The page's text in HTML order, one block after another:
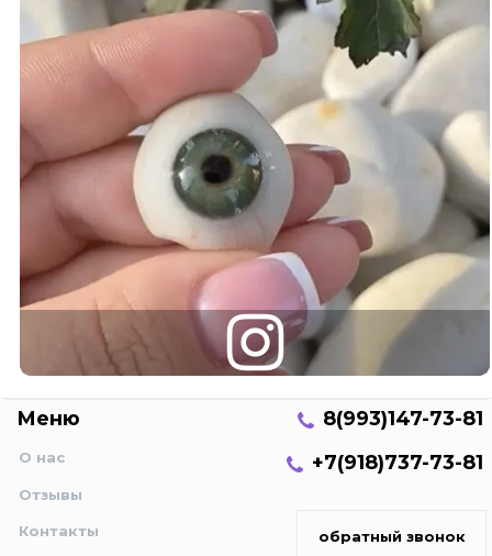
Меню
О нас
Отзывы
Контакты
8(993)147-73-81
+7(918)737-73-81
обратный звонок